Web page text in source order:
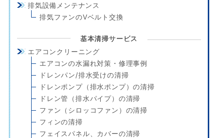
排気設備メンテナンス
排気ファンのVベルト交換
基本清掃サービス
エアコンクリーニング
エアコンの水漏れ対策・修理事例
ドレンパン/排水受けの清掃
ドレンポンプ（排水ポンプ）の清掃
ドレン管（排水パイプ）の清掃
ファン（シロッコファン）の清掃
フィンの清掃
フェイスパネル、カバーの清掃